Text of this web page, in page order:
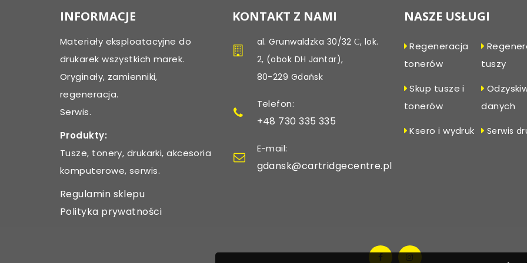
INFORMACJE
Materiały eksploatacyjne do
drukarek wszystkich marek.
Oryginały, zamienniki,
regeneracja.
Serwis.
Produkty:
Tusze, tonery, drukarki, akcesoria
komputerowe, serwis.
Regulamin sklepu
Polityka prywatności
KONTAKT Z NAMI
al. Grunwaldzka 30/32 С, lok.
2, (obok DH Jantar),
80-229 Gdańsk
Telefon:
+48 730 335 335
E-mail:
gdansk@cartridgecentre.pl
NASZE USŁUGI
Regeneracja
tonerów
tuszy
Skup tusze i
tonerów
danych
Ksero i wydruk
Serwis